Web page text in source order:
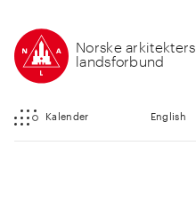
Norske arkitekters
landsforbund
Kalender English